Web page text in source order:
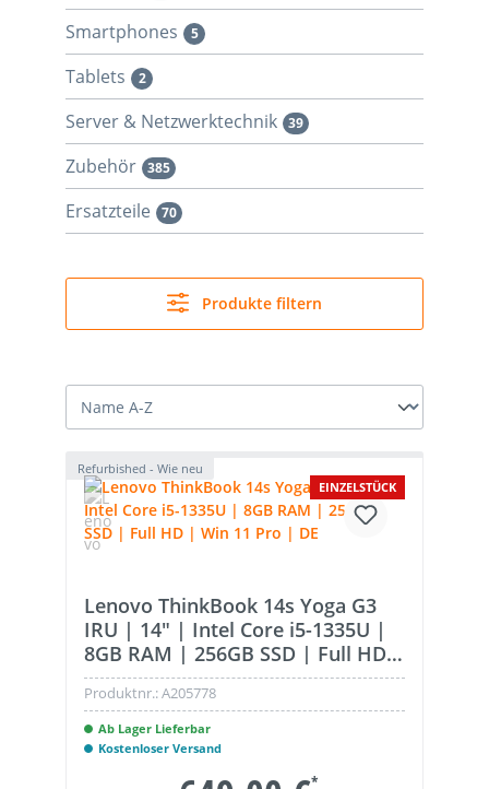
Smartphones 5
Tablets 2
Server & Netzwerktechnik 39
Zubehör 385
Ersatzteile 70
Produkte filtern
Refurbished - Wie neu
EINZELSTÜCK
Lenovo ThinkBook 14s Yoga G3
IRU | 14" | Intel Core i5-1335U |
8GB RAM | 256GB SSD | Full HD |
Win 11 Pro | DE
Produktnr.:A205778
Ab Lager Lieferbar
Kostenloser Versand
*